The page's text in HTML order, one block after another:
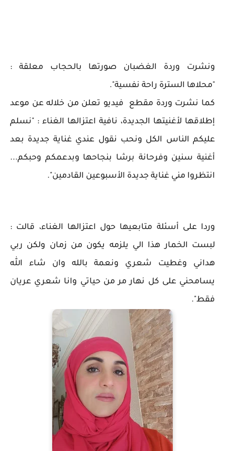
ونشرت وردة الغضبان صورتها بالحجاب معلقة :
"محلاها السترة راحة نفسية".
كما نشرت وردة مقطع فيديو تعلن من خلاله عن موعد
إطلاقها لأغنيتها الجديدة، نافية اعتزالها الغناء : "نسلم
عليكم الناس الكل ونحب نقول عندي غناية جديدة بعد
أغنية سنين وفرحانة برشا بنجاحها وبدعمكم وحبكم...
انتظروا مني غناية جديدة الأسبوعين القادمين".
وردا على أسئلة متابعيها حول اعتزالها الغناء، قالت :
لبست الخمار هذا الي يلزمه يكون من زمان ولكن ربي
هداني وغطيت شعري ونعمة بالله وان شاء الله
يسامحني على كل نهار مر من حياتي وانا شعري عريان
فقط".